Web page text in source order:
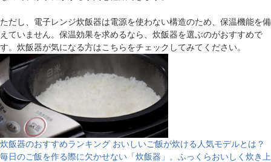
ただし、電子レンジ炊飯器は電源を使わない構造のため、保温機能を備
えていません。保温効果を求めるなら、炊飯器を選ぶのがおすすめで
す。炊飯器が気になる方はこちらをチェックしてみてください。
炊飯器のおすすめランキング おいしいご飯が炊ける人気モデルとは？
毎日のご飯を作る際に欠かせない「炊飯器」。ふっくらおいしく炊き上